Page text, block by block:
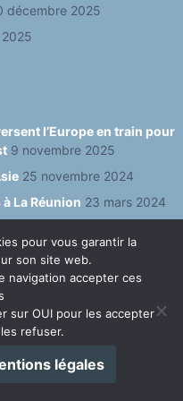
e
n
n
el
décembre 2025
l’Europe en train pour
9 novembre 2025
25 novembre 2024
La Réunion 23 mars 2024
à cheval – partie 1/2
voyage en fourgon – partie
voyage en fourgon – partie
pour vous garantir la
son site web.
navigation accepter ces
sur OUI pour les accepter
refuser.
légales